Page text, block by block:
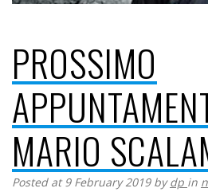
PROSSIMO
MARIO
Posted at 9 February 2019 bydp in